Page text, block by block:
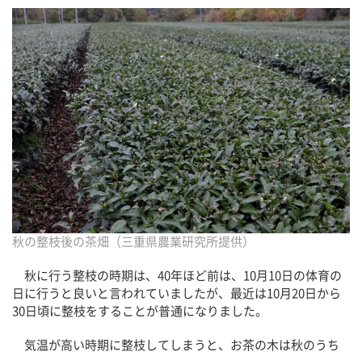
秋の整枝後の茶畑（三重県農業研究所提供）
秋に行う整枝の時期は、40年ほど前は、10月10日の体育の
日に行うと良いと言われていましたが、最近は10月20日から
30日頃に整枝をすることが普通になりました。
気温が高い時期に整枝してしまうと、お茶の木は秋のうち